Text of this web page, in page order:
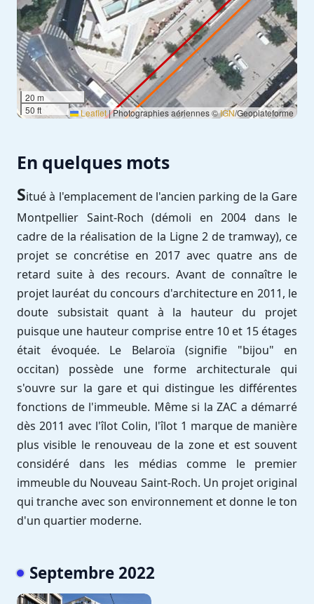
20 m
50 ft
Leaflet|Photographies aériennes ©IGN/Geoplateforme
En quelques mots
Situé à l'emplacement de l'ancien parking de la Gare
Montpellier Saint-Roch (démoli en 2004 dans le
cadre de la réalisation de la Ligne 2 de tramway), ce
projet se concrétise en 2017 avec quatre ans de
retard suite à des recours. Avant de connaître le
projet lauréat du concours d'architecture en 2011, le
doute subsistait quant à la hauteur du projet
puisque une hauteur comprise entre 10 et 15 étages
était évoquée. Le Belaroïa (signifie "bijou" en
occitan) possède une forme architecturale qui
s'ouvre sur la gare et qui distingue les différentes
fonctions de l'immeuble. Même si la ZAC a démarré
dès 2011 avec l'îlot Colin, l'îlot 1 marque de manière
plus visible le renouveau de la zone et est souvent
considéré dans les médias comme le premier
immeuble du Nouveau Saint-Roch. Un projet original
qui tranche avec son environnement et donne le ton
d'un quartier moderne.
Septembre 2022